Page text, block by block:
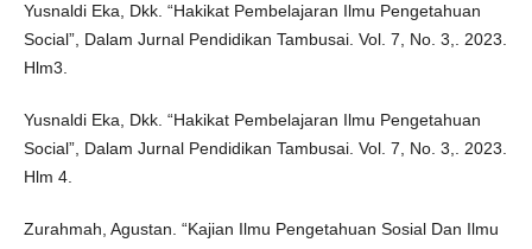
Yusnaldi Eka, Dkk. “Hakikat Pembelajaran Ilmu Pengetahuan
Social”, Dalam Jurnal Pendidikan Tambusai. Vol. 7, No. 3,. 2023.
Hlm3.
Yusnaldi Eka, Dkk. “Hakikat Pembelajaran Ilmu Pengetahuan
Social”, Dalam Jurnal Pendidikan Tambusai. Vol. 7, No. 3,. 2023.
Hlm 4.
Zurahmah, Agustan. “Kajian Ilmu Pengetahuan Sosial Dan Ilmu